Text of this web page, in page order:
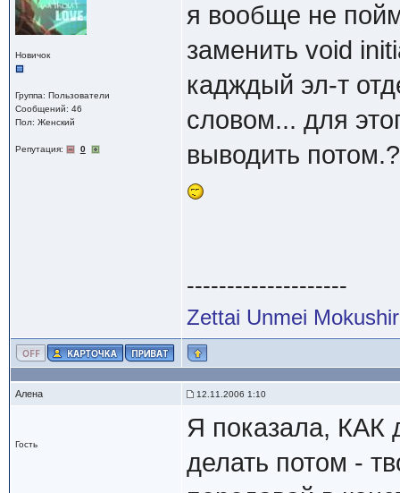
Новичок
Группа: Пользователи
Сообщений: 46
Пол: Женский
Репутация: 0
я вообще не
заменить void
кадждый эл-т
словом... для
выводить потом.?
--------------------
Zettai Unmei
Алена 12.11.2006 1:10
Гость
Я показала, КАК
делать потом -